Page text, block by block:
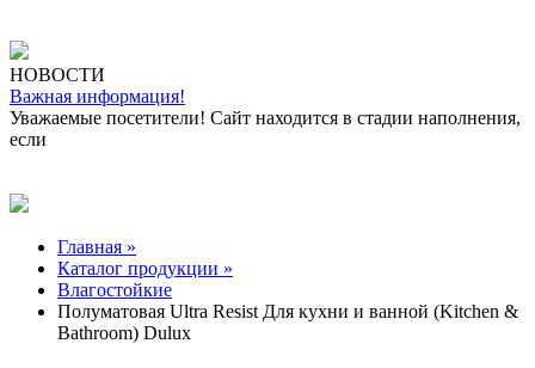
НОВОСТИ
Важная информация!
Уважаемые посетители! Сайт находится в стадии наполнения,
если
Главная »
Каталог продукции »
Влагостойкие
Полуматовая Ultra Resist Для кухни и ванной (Kitchen &
Bathroom) Dulux